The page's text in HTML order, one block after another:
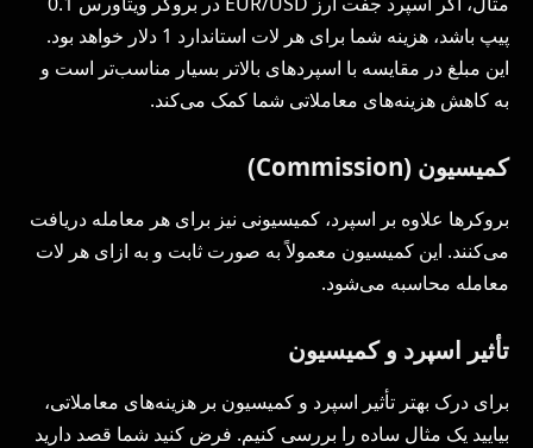
پیپ باشد، هزینه شما برای هر لات استاندارد 1 دلار خواهد بود.
این مبلغ در مقایسه با اسپردهای بالاتر بسیار مناسب‌تر است و
به کاهش هزینه‌های معاملاتی شما کمک می‌کند.
کمیسیون (Commission)
بروکرها علاوه بر اسپرد، کمیسیونی نیز برای هر معامله دریافت
می‌کنند. این کمیسیون معمولاً به صورت ثابت و به ازای هر لات
معامله محاسبه می‌شود.
تأثیر اسپرد و کمیسیون
برای درک بهتر تأثیر اسپرد و کمیسیون بر هزینه‌های معاملاتی،
بیایید یک مثال ساده را بررسی کنیم. فرض کنید شما قصد دارید